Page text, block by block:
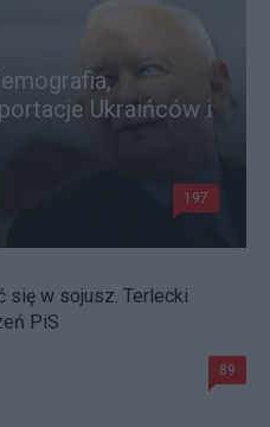
Ukraińców i
197
się w sojusz. Terlecki
PiS
89